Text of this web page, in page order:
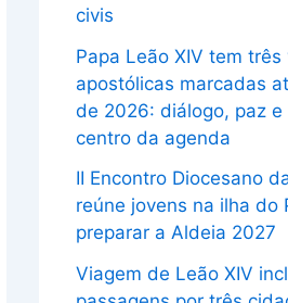
civis
Papa Leão XIV tem três
apostólicas marcadas
de 2026: diálogo, paz e
centro da agenda
II Encontro Diocesano
reúne jovens na ilha do
preparar a Aldeia 2027
Viagem de Leão XIV